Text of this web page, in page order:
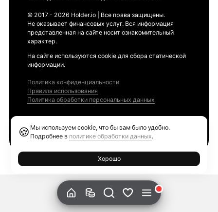
© 2017 - 2026 Holder.io | Все права защищены.
Не оказывает финансовых услуг. Вся информация
представленная на сайте носит ознакомительный
характер.
На сайте используются cookie для сбора статической
информации.
Политика конфиденциальности
Правила использования
Политика обработки персональных данных
🍪 Мы используем cookie, что бы вам было удобно.
Подробнее в политике обработки данных.
Хорошо
Ethereum GAS Tracker